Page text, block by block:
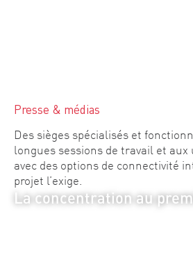
La concentration au
Presse & médias
Des sièges spécialisés et
longues sessions de travail et aux
avec des options de connectivité
projet l’exige.